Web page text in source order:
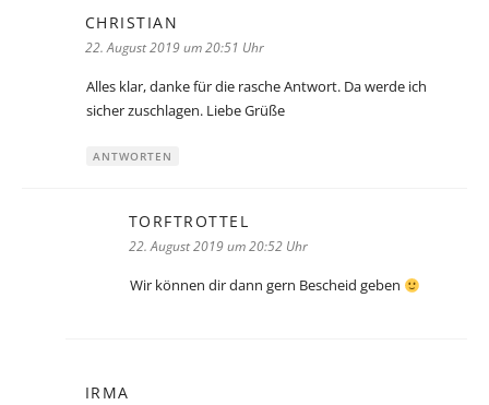
CHRISTIAN
22. August 2019 um 20:51 Uhr
Alles klar, danke für die rasche Antwort. Da werde ich
sicher zuschlagen. Liebe Grüße
ANTWORTEN
TORFTROTTEL
22. August 2019 um 20:52 Uhr
Wir können dir dann gern Bescheid geben
IRMA